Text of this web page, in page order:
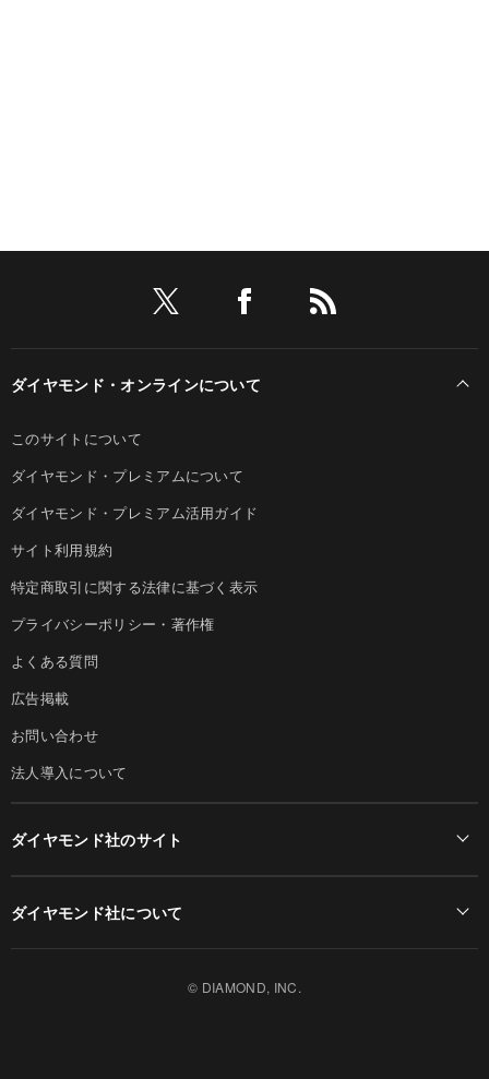
ダイヤモンド・オンラインについて
このサイトについて
ダイヤモンド・プレミアムについて
ダイヤモンド・プレミアム活用ガイド
サイト利用規約
特定商取引に関する法律に基づく表示
プライバシーポリシー・著作権
よくある質問
広告掲載
お問い合わせ
法人導入について
ダイヤモンド社のサイト
ダイヤモンド社について
© DIAMOND, INC.